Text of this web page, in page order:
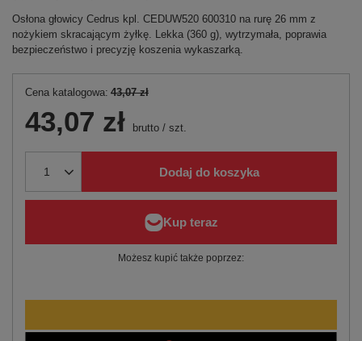
Osłona głowicy Cedrus kpl. CEDUW520 600310 na rurę 26 mm z
nożykiem skracającym żyłkę. Lekka (360 g), wytrzymała, poprawia
bezpieczeństwo i precyzję koszenia wykaszarką.
Cena katalogowa: 43,07 zł
43,07 zł brutto / szt.
Dodaj do koszyka
Możesz kupić także poprzez: